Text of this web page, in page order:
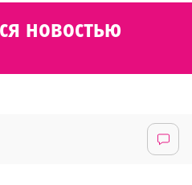
новостью